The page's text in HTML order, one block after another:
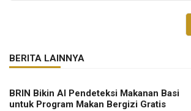
BERITA LAINNYA
BRIN Bikin AI Pendeteksi Makanan Basi
untuk Program Makan Bergizi Gratis